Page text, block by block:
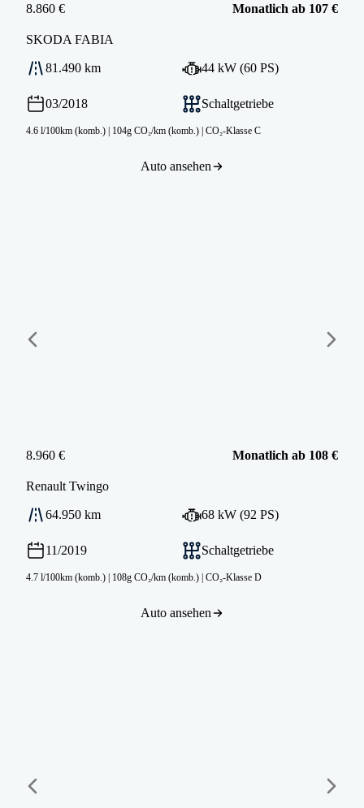
8.860 € Monatlich ab 107 €
SKODA FABIA
81.490 km 44 kW (60 PS)
03/2018 Schaltgetriebe
4.6 l/100km (komb.) | 104g CO₂/km (komb.) | CO₂-Klasse C
Auto ansehen
8.960 € Monatlich ab 108 €
Renault Twingo
64.950 km 68 kW (92 PS)
11/2019 Schaltgetriebe
4.7 l/100km (komb.) | 108g CO₂/km (komb.) | CO₂-Klasse D
Auto ansehen